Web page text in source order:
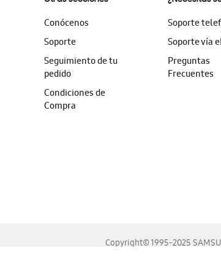
Conócenos
Soporte
Seguimiento de tu
pedido
Condiciones de
Compra
Soporte
Soporte vía
Preguntas
Frecuentes
Copyright© 1995-2025